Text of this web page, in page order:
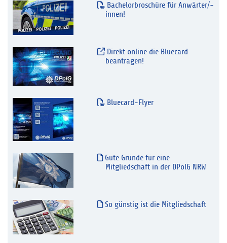
Bachelorbroschüre für Anwärter/-
innen!
Direkt online die Bluecard
beantragen!
Bluecard-Flyer
Gute Gründe für eine
Mitgliedschaft in der DPolG NRW
So günstig ist die Mitgliedschaft